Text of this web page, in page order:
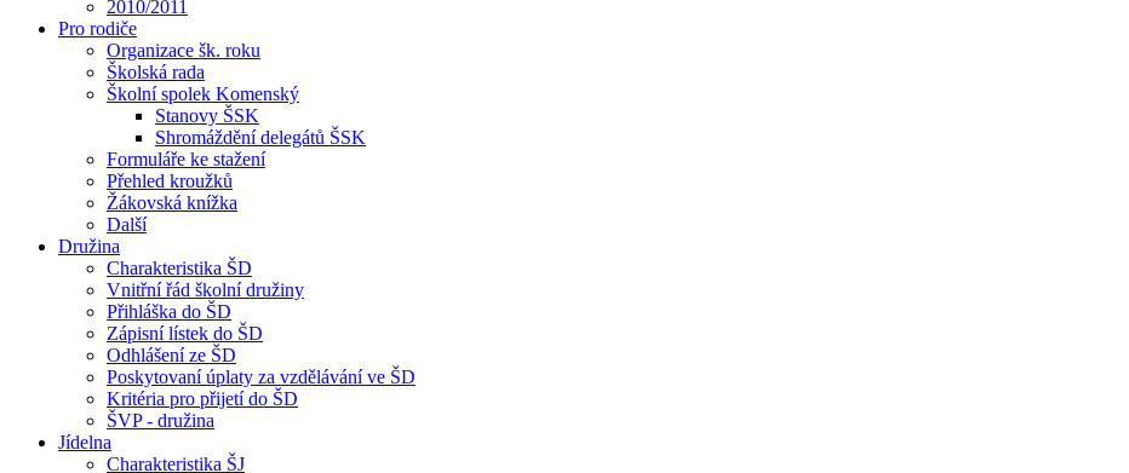
2010/2011
Pro rodiče
Organizace šk. roku
Školská rada
Školní spolek Komenský
Stanovy ŠSK
Shromáždění delegátů ŠSK
Formuláře ke stažení
Přehled kroužků
Žákovská knížka
Další
Družina
Charakteristika ŠD
Vnitřní řád školní družiny
Přihláška do ŠD
Zápisní lístek do ŠD
Odhlášení ze ŠD
Poskytovaní úplaty za vzdělávání ve ŠD
Kritéria pro přijetí do ŠD
ŠVP - družina
Jídelna
Charakteristika ŠJ